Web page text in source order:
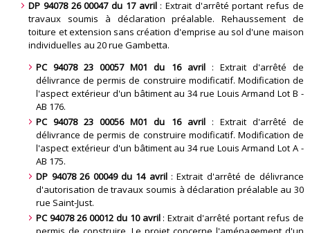
DP 94078 26 00047 du 17 avril : Extrait d'arrêté portant refus de
travaux soumis à déclaration préalable. Rehaussement de
toiture et extension sans création d'emprise au sol d'une maison
individuelles au 20 rue Gambetta.
PC 94078 23 00057 M01 du 16 avril : Extrait d'arrêté de
délivrance de permis de construire modificatif. Modification de
l'aspect extérieur d'un bâtiment au 34 rue Louis Armand Lot B -
AB 176.
PC 94078 23 00056 M01 du 16 avril : Extrait d'arrêté de
délivrance de permis de construire modificatif. Modification de
l'aspect extérieur d'un bâtiment au 34 rue Louis Armand Lot A -
AB 175.
DP 94078 26 00049 du 14 avril : Extrait d'arrêté de délivrance
d'autorisation de travaux soumis à déclaration préalable au 30
rue Saint-Just.
PC 94078 26 00012 du 10 avril : Extrait d'arrêté portant refus de